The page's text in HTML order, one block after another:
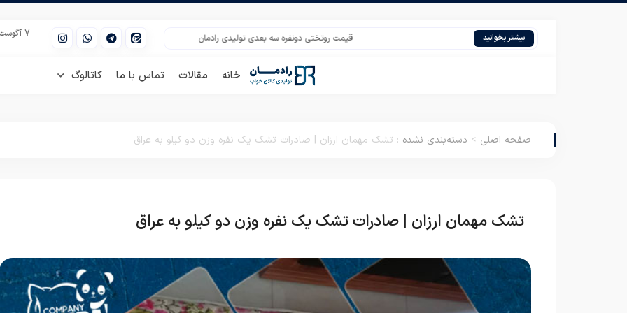
بیشتر بخوانید قیمت روتختی دونفره سه بعدی تولیدی رادمان خرید انواع روتختی دو نفره پلی استر روتختی یک نفره
7 آگوست 2026
خانه مقالات تماس با ما کاتالوگ
صفحه اصلی > دسته‌بندی نشده : تشک مهمان ارزان | صادرات تشک یک نفره وزن دو کیلو به عراق
تشک مهمان ارزان | صادرات تشک یک نفره وزن دو کیلو به عراق